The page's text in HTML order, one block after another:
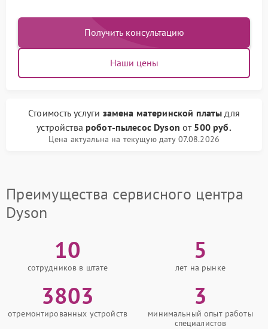
Получить консультацию
Наши цены
Стоимость услуги замена материнской платы для
устройства робот-пылесос Dyson от 500 руб.
Цена актуальна на текущую дату 07.08.2026
Преимущества сервисного центра
Dyson
10
сотрудников в штате
5
лет на рынке
3803
отремонтированных устройств
3
минимальный опыт работы
специалистов